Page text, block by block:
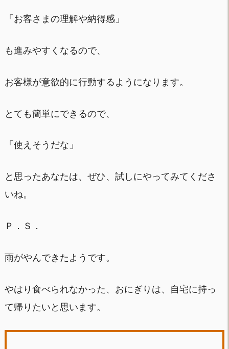
「お客さまの理解や納得感」
も進みやすくなるので、
お客様が意欲的に行動するようになります。
とても簡単にできるので、
「使えそうだな」
と思ったあなたは、ぜひ、試しにやってみてくださ
いね。
Ｐ．Ｓ．
雨がやんできたようです。
やはり食べられなかった、おにぎりは、自宅に持っ
て帰りたいと思います。